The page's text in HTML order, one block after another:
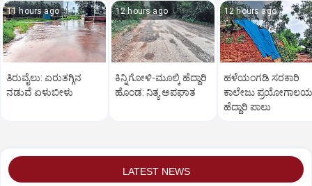
11 hours ago
ತಿರುವೈಲು: ಏರುತಗ್ಗಿನ
ನಡುವೆ ಏಳುಬೀಳು
12 hours ago
ಕಿನ್ನಿಗೋಳಿ-ಮೂಲ್ಕಿ ಹೆದ್ದಾರಿ
ಹೊಂಡ: ನಿತ್ಯ ಅಪಘಾತ
12 hours ago
ಹಳೆಯಂಗಡಿ ಸರಕಾರಿ
ಕಾಲೇಜು ಪ್ರಯೋಗಾಲಯ
ಹೆದ್ದಾರಿ ಪಾಲು
LATEST NEWS